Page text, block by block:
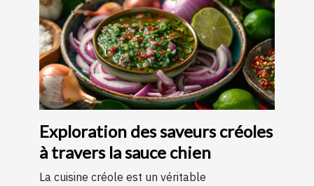
Exploration des saveurs créoles
à travers la sauce chien
La cuisine créole est un véritable